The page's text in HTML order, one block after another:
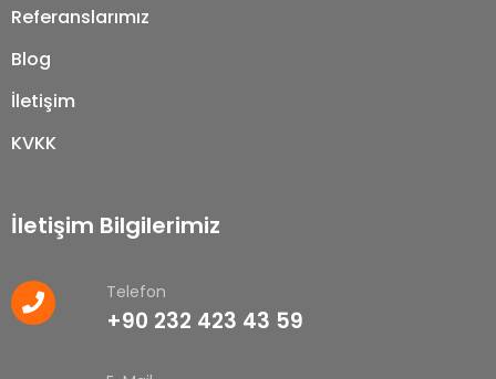
Referanslarımız
Blog
İletişim
KVKK
İletişim Bilgilerimiz
Telefon
+90 232 423 43 59